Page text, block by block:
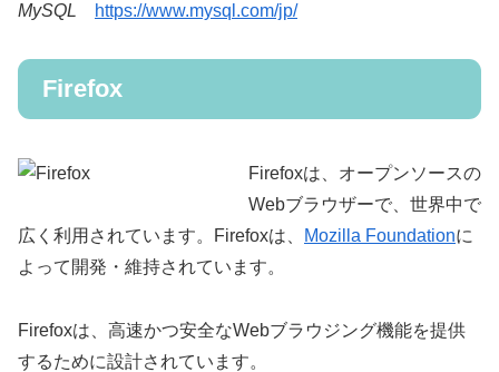
MySQL https://www.mysql.com/jp/
Firefox
Firefoxは、オープンソースの
Webブラウザーで、世界中で
広く利用されています。Firefoxは、
Mozilla Foundationに
よって開発・維持されています。
Firefoxは、高速かつ安全なWebブラウジング機能を提供
するために設計されています。